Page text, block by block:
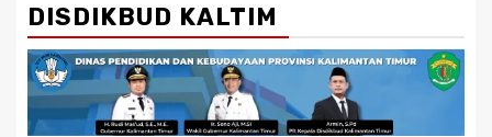
DISDIKBUD KALTIM